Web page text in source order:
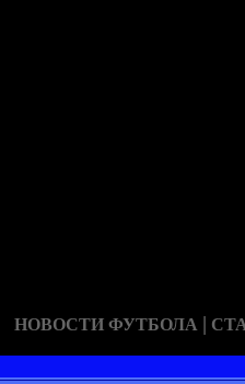
НОВОСТИ ФУТБОЛА |